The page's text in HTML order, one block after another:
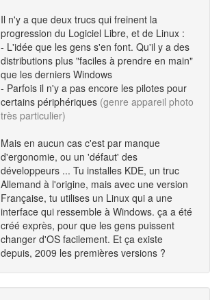
Il n'y a que deux trucs qui freinent la
progression du Logiciel Libre, et de Linux :
- L'idée que les gens s'en font. Qu'il y a des
distributions plus "faciles à prendre en main"
que les derniers Windows
- Parfois il n'y a pas encore les pilotes pour
certains périphériques (genre appareil photo
très particulier)
Mais en aucun cas c'est par manque
d'ergonomie, ou un 'défaut' des
développeurs ... Tu installes KDE, un truc
Allemand à l'origine, mais avec une version
Française, tu utilises un Linux qui a une
interface qui ressemble à Windows. ça a été
créé exprès, pour que les gens puissent
changer d'OS facilement. Et ça existe
depuis, 2009 les premières versions ?